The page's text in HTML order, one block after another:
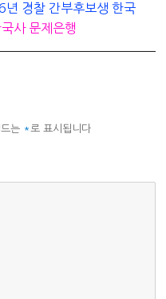
년 경찰 간부후보생 한국
사 문제은행
는 *로 표시됩니다